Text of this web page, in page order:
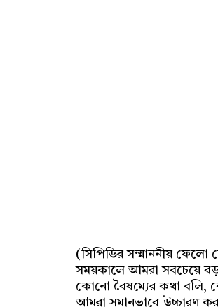
(সিপিডির সম্মাননীয় ফেলো
সময়কালে আমরা সবচেয়ে
কোনো বৈষম্যের কথা বলি,
আমরা সমানভাবে উচ্চারণ